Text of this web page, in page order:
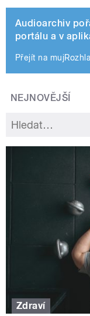
Audioarchiv
portálu a v
Přejít na
NEJNOVĚJŠÍ
Zdraví